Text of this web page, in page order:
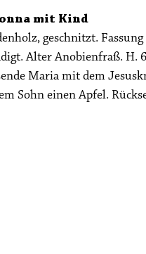
mit Kind
geschnitzt. Fassung
Alter Anobienfraß. H.
Maria mit dem
Sohn einen Apfel.